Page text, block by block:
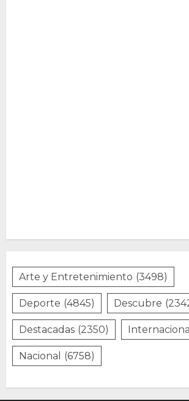
Arte y Entretenimiento (3498)
Deporte (4845) Descubre
Destacadas (2350) Internacional
Nacional (6758)